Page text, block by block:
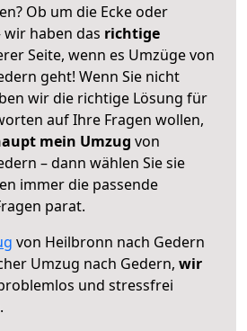
Ob um die Ecke oder
haben das richtige
Seite, wenn es Umzüge von
geht! Wenn Sie nicht
wir die richtige Lösung für
auf Ihre Fragen wollen,
mein Umzug von
– dann wählen Sie sie
immer die passende
parat.
von Heilbronn nach Gedern
Umzug nach Gedern, wir
und stressfrei